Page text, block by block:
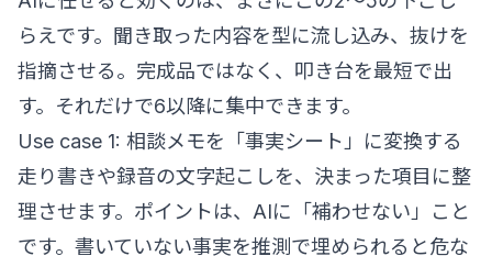
らえです。聞き取った内容を型に流し込み、抜けを
指摘させる。完成品ではなく、叩き台を最短で出
す。それだけで6以降に集中できます。
Use case 1: 相談メモを「事実シート」に変換する
走り書きや録音の文字起こしを、決まった項目に整
理させます。ポイントは、AIに「補わせない」こと
です。書いていない事実を推測で埋められると危な